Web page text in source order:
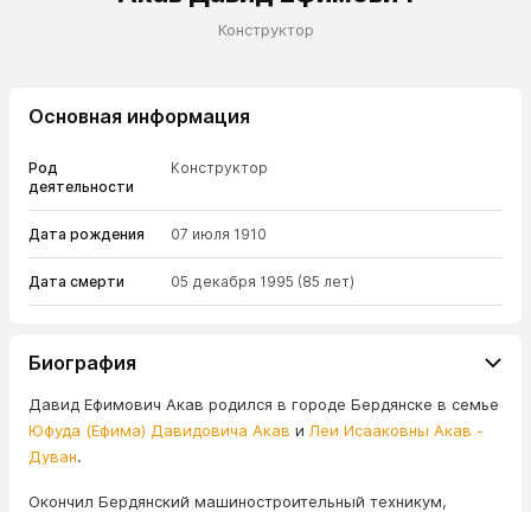
Конструктор
Основная информация
Род
деятельности
Конструктор
Дата рождения 07 июля 1910
Дата смерти 05 декабря 1995 (85 лет)
Биография
Давид Ефимович Акав родился в городе Бердянске в семье
Юфуда (Ефима) Давидовича Акав и Леи Исааковны Акав -
Дуван.
Окончил Бердянский машиностроительный техникум,